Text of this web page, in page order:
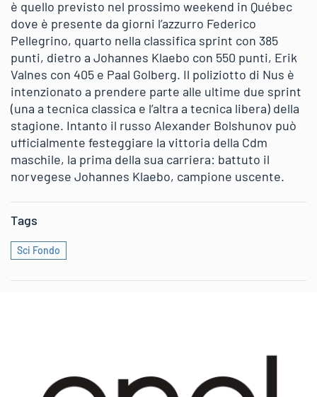
è quello previsto nel prossimo weekend in Québec
dove è presente da giorni l’azzurro Federico
Pellegrino, quarto nella classifica sprint con 385
punti, dietro a Johannes Klaebo con 550 punti, Erik
Valnes con 405 e Paal Golberg. Il poliziotto di Nus è
intenzionato a prendere parte alle ultime due sprint
(una a tecnica classica e l’altra a tecnica libera) della
stagione. Intanto il russo Alexander Bolshunov può
ufficialmente festeggiare la vittoria della Cdm
maschile, la prima della sua carriera: battuto il
norvegese Johannes Klaebo, campione uscente.
Tags
Sci Fondo